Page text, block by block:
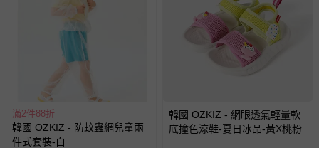
滿2件88折
韓國 OZKIZ - 防蚊蟲網兒童兩
件式套裝-白
韓國 OZKIZ - 網眼透氣輕量軟
底撞色涼鞋-夏日冰品-黃X桃粉